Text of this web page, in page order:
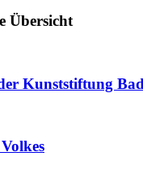
Übersicht
Kunststiftung